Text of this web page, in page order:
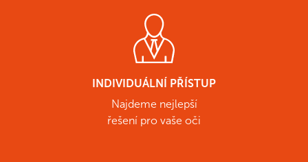
INDIVIDUÁLNÍ PŘÍSTUP
Najdeme nejlepší
řešení pro vaše oči